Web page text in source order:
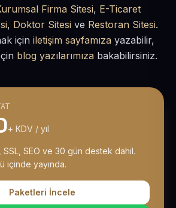
Firma Sitesi, E-Ticaret
, Doktor Sitesi ve Restoran Sitesi.
için iletişim sayfamıza yazabilir,
blog yazılarımıza bakabilirsiniz.
+ KDV / yıl
SSL, SEO ve 30 gün destek dahil.
içinde yayında.
Paketleri İncele